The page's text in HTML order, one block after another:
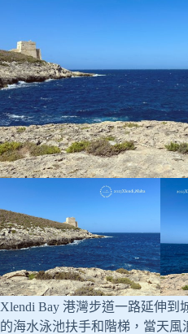
Xlendi Bay 港灣步道一路延伸到
的海水泳池扶手和階梯，當天風